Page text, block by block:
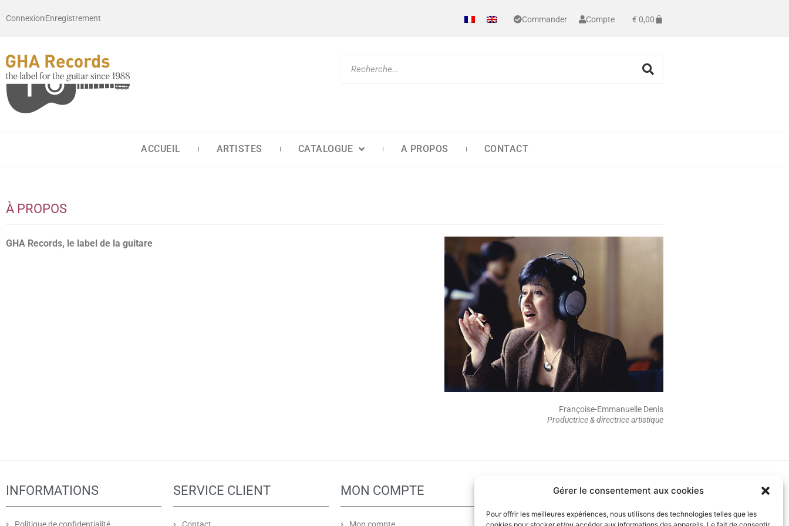
Gérer le consentement aux cookies
Pour offrir les meilleures expériences, nous utilisons des technologies telles que les
ConnexionEnregistrement Commander Compte € 0,00
ACCUEIL ARTISTES CATALOGUE A PROPOS CONTACT
À PROPOS
GHA Records, le label de la guitare
Françoise-Emmanuelle Denis
Productrice & directrice artistique
INFORMATIONS SERVICE CLIENT MON COMPTE PARTENAIRES